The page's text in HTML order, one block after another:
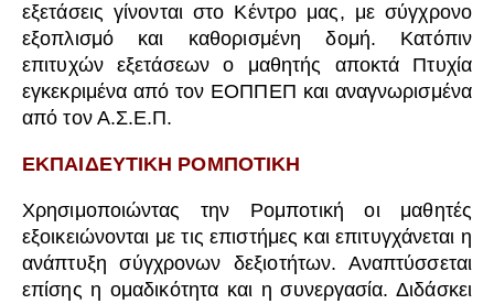
εξετάσεις γίνονται στο Κέντρο μας, με σύγχρονο
εξοπλισμό και καθορισμένη δομή. Κατόπιν
επιτυχών εξετάσεων ο μαθητής αποκτά Πτυχία
εγκεκριμένα από τον ΕΟΠΠΕΠ και αναγνωρισμένα
από τον Α.Σ.Ε.Π.
ΕΚΠΑΙΔΕΥΤΙΚΗ ΡΟΜΠΟΤΙΚΗ
Χρησιμοποιώντας την Ρομποτική οι μαθητές
εξοικειώνονται με τις επιστήμες και επιτυγχάνεται η
ανάπτυξη σύγχρονων δεξιοτήτων. Αναπτύσσεται
επίσης η ομαδικότητα και η συνεργασία. Διδάσκει